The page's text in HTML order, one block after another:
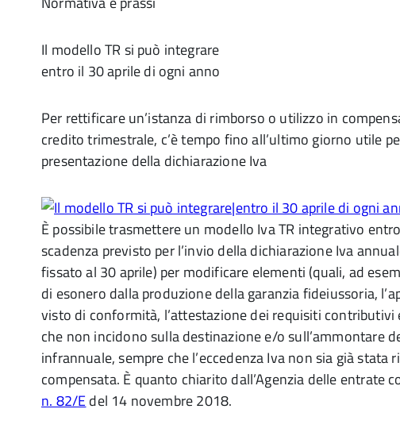
Il modello TR si può integrare
entro il 30 aprile di ogni anno
Per rettificare un’istanza di rimborso o utilizzo in
credito trimestrale, c’è tempo fino all’ultimo giorno utile
presentazione della dichiarazione Iva
È possibile trasmettere un modello Iva TR integrativo
scadenza previsto per l’invio della dichiarazione Iva
fissato al 30 aprile) per modificare elementi (quali, ad
di esonero dalla produzione della garanzia fideiussoria,
visto di conformità, l’attestazione dei requisiti contributivi
che non incidono sulla destinazione e/o sull’ammontare
infrannuale, sempre che l’eccedenza Iva non sia già stata
compensata. È quanto chiarito dall’Agenzia delle entrate
n. 82/Edel 14 novembre 2018.